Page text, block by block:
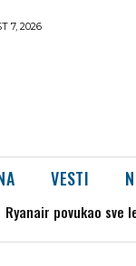
7, 2026
VESTI
Ryanair povukao sve